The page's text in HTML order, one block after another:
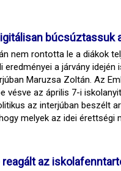
búcsúztassuk
nem rontotta le a diákok
a járvány
Maruzsa Zoltán. Az
vésve az április 7-i
az interjúban beszélt
melyek az idei
az